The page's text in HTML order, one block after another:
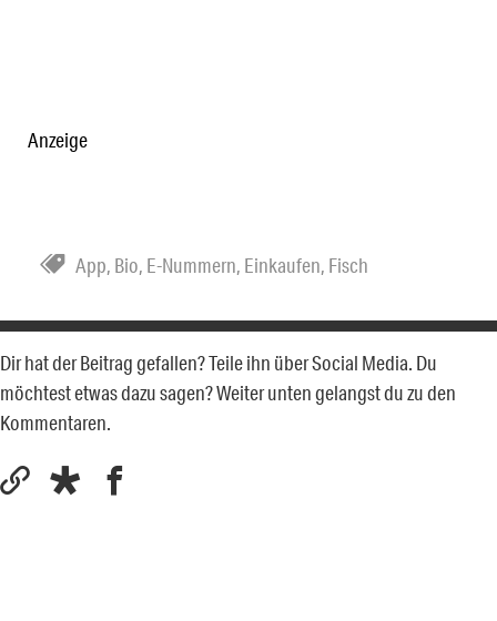
Anzeige
App, Bio, E-Nummern, Einkaufen, Fisch
Dir hat der Beitrag gefallen? Teile ihn über Social Media. Du
möchtest etwas dazu sagen? Weiter unten gelangst du zu den
Kommentaren.